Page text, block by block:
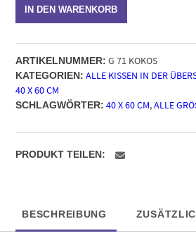
Kissen-
71
Kokos,
Größe
40
x
cm
Menge
IN DEN WARENKORB
ARTIKELNUMMER: G 71 KOKOS
KATEGORIEN: ALLE KISSEN IN DER
40 X 60 CM
SCHLAGWÖRTER: 40 X 60 CM,ALLE
PRODUKT TEILEN:
BESCHREIBUNG